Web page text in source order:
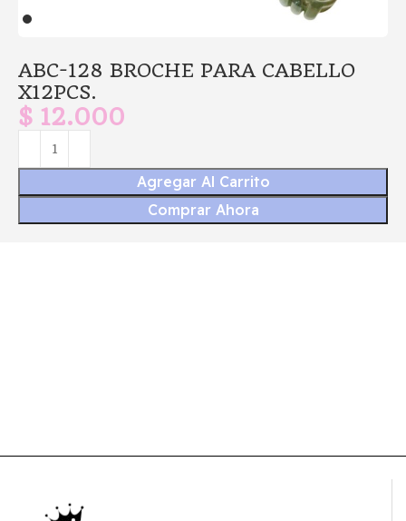
ABC-128 BROCHE PARA CABELLO
X12PCS.
$ 12.000
Agregar Al Carrito
Comprar Ahora